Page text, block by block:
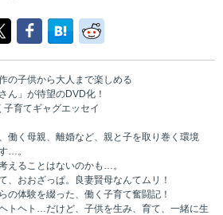
の子供から大人まで楽しめる
ん」が待望のDVD化！
育てギャグエッセイ
働く母親、離婚など、親と子を取り巻く環境
…。
えることはないのかも…。
、おおざっぱ。良妻賢母なんてムリ！
の体験を綴った、働く子育て奮闘記！
トヘト…だけど、子供を生み、育て、一緒に生